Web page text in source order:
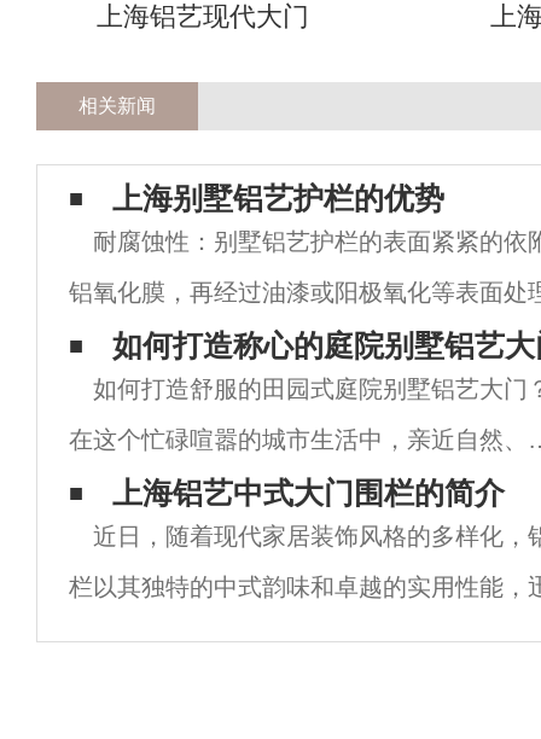
上海铝艺现代大门 上
相关新闻
上海别墅铝艺护栏的优势
耐腐蚀性：别墅铝艺护栏的表面紧紧的依
铝氧化膜，再经过油漆或阳极氧化等表面处
强别墅铝艺护栏的保护性能，因此具有极强
以不论在空气污染的都市或海盐腐蚀的海岸
如何打造称心的庭院别墅铝艺
如何打造舒服的田园式庭院别墅铝艺大门
在这个忙碌喧嚣的城市生活中，亲近自然、
人舒心、闲适的田园式生活让很多人充满了
往，但相比只能短暂去亲身感受这种贴近自
的时刻，对于工作烦忙的人士来说，将庭院
墅
上海铝艺中式大门围栏的简介
近日，随着现代家居装饰风格的多样化，
栏以其独特的中式韵味和卓越的实用性能，
庭装修的首选。这一潮流趋势不仅体现了人